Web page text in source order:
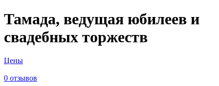
Тамада, ведущая юбилеев и
свадебных торжеств
Цены
0 отзывов